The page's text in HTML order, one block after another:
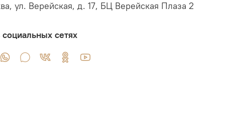
ул. Верейская, д. 17, БЦ Верейская Плаза 2
сетях